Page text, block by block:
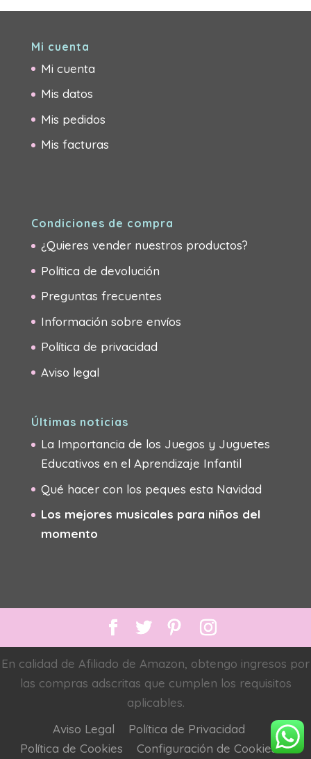
Mi cuenta
Mi cuenta
Mis datos
Mis pedidos
Mis facturas
Condiciones de compra
¿Quieres vender nuestros productos?
Política de devolución
Preguntas frecuentes
Información sobre envíos
Política de privacidad
Aviso legal
Últimas noticias
La Importancia de los Juegos y Juguetes
Educativos en el Aprendizaje Infantil
Qué hacer con los peques esta Navidad
Los mejores musicales para niños del
momento
En calidad de Afiliado de Amazon, obtengo ingresos por
las compras adscritas que cumplen los requisitos
aplicables.
Aviso Legal
Política de Privacidad
Política de Cookies
Configuración de Cookies